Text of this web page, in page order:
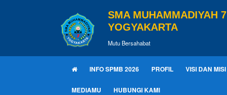
SMA MUHAMMADIYAH 7
YOGYAKARTA
Mutu Bersahabat
INFO SPMB 2026 PROFIL VISI DAN MISI
MEDIAMU HUBUNGI KAMI